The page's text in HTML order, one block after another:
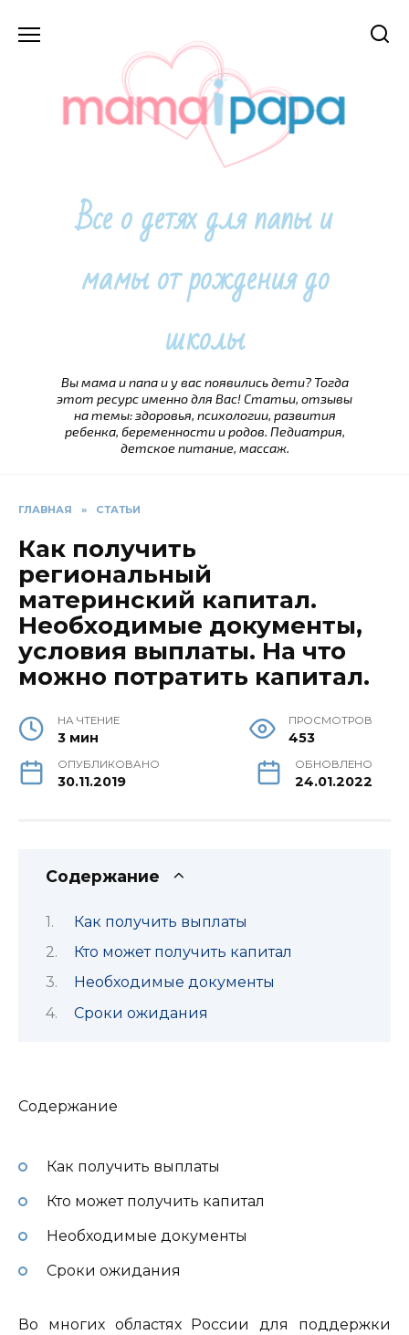
Все о детях для папы и
мамы от рождения до
школы
Вы мама и папа и у вас появились дети? Тогда
этот ресурс именно для Вас! Статьи, отзывы
на темы: здоровья, психологии, развития
ребенка, беременности и родов. Педиатрия,
детское питание, массаж.
ГЛАВНАЯ » СТАТЬИ
Как получить
региональный
материнский капитал.
Необходимые документы,
условия выплаты. На что
можно потратить капитал.
НА ЧТЕНИЕ
3 мин
ПРОСМОТРОВ
453
ОПУБЛИКОВАНО
30.11.2019
ОБНОВЛЕНО
24.01.2022
Содержание
Как получить выплаты
Кто может получить капитал
Необходимые документы
Сроки ожидания
Содержание
Как получить выплаты
Кто может получить капитал
Необходимые документы
Сроки ожидания
Во многих областях России для поддержки